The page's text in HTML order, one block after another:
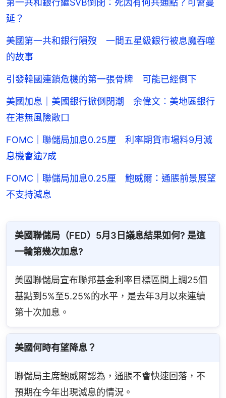
第一共和銀行繼SVB倒閉：死因有何共通點？可會蔓
延？
美國第一共和銀行隕歿 一間五星級銀行被息魔吞噬
的故事
引發韓國連鎖危機的第一張骨牌 可能已經倒下
美國加息｜美國銀行掀倒閉潮 余偉文︰美地區銀行
在港無風險敞口
FOMC｜聯儲局加息0.25厘 利率期貨市場料9月減
息機會逾7成
FOMC｜聯儲局加息0.25厘 鮑威爾：通脹前景展望
不支持減息
美國聯儲局（FED）5月3日議息結果如何? 是這
一輪第幾次加息?
美國聯儲局宣布聯邦基金利率目標區間上調25個
基點到5%至5.25%的水平，是去年3月以來連續
第十次加息。
美國何時有望降息？
聯儲局主席鮑威爾認為，通脹不會快速回落，不
預期在今年出現減息的情況。